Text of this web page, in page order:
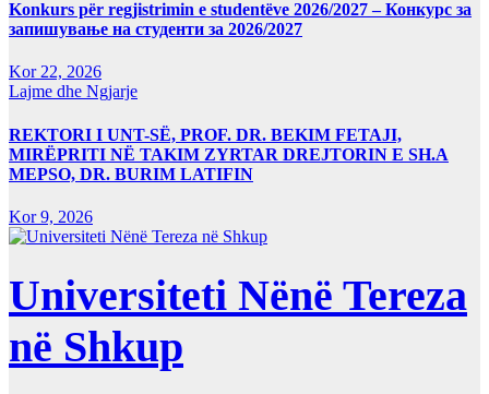
Konkurs për regjistrimin e studentëve 2026/2027 – Конкурс за
запишување на студенти за 2026/2027
Kor 22, 2026
Lajme dhe Ngjarje
REKTORI I UNT-SË, PROF. DR. BEKIM FETAJI,
MIRËPRITI NË TAKIM ZYRTAR DREJTORIN E SH.A
MEPSO, DR. BURIM LATIFIN
Kor 9, 2026
Universiteti Nënë Tereza
në Shkup